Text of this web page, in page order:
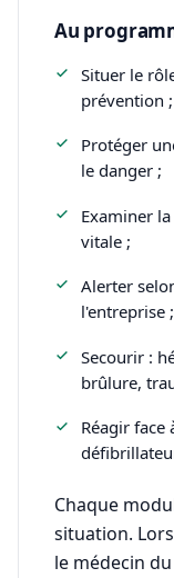
Au
Situer le
prévention ;
Protéger
le danger ;
Examiner
vitale ;
Alerter
l'entreprise ;
Secourir :
brûlure,
Réagir face
Chaque
situation.
le médecin